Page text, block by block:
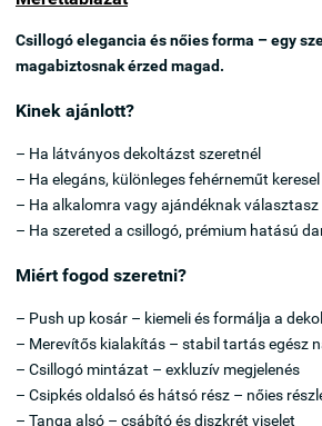
Csillogó elegancia és nőies forma – egy
magabiztosnak érzed magad.
Kinek ajánlott?
– Ha látványos dekoltázst szeretnél
– Ha elegáns, különleges fehérneműt keresel
– Ha alkalomra vagy ajándéknak választasz
– Ha szereted a csillogó, prémium hatású
Miért fogod szeretni?
– Push up kosár – kiemeli és formálja a
– Merevítős kialakítás – stabil tartás egész
– Csillogó mintázat – exkluzív megjelenés
– Csipkés oldalsó és hátsó rész – nőies
– Tanga alsó – csábító és diszkrét viselet